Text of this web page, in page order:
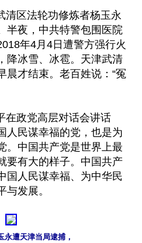
清区法轮功修炼者杨玉永
半夜，中共特警包围医院
年4月4日遭警方强行火
降冰雪、冰雹。天津武清
晨才结束。老百姓说：“冤
在政党高层对话会讲话
人民谋幸福的党，也是为
。中国共产党是世界上最
要有大的样子。中国共产
国人民谋幸福、为中华民
发展。
永遭天津当局逮捕，